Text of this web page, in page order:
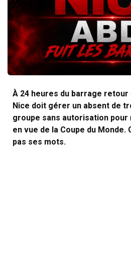
À 24 heures du barrage
Nice doit gérer un absent de
groupe sans autorisation pour
en vue de la Coupe du Monde.
pas ses mots.